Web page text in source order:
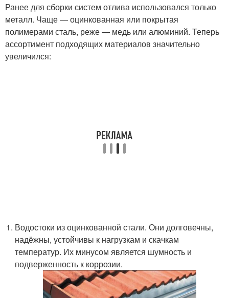
Ранее для сборки систем отлива использовался только
металл. Чаще — оцинкованная или покрытая
полимерами сталь, реже — медь или алюминий. Теперь
ассортимент подходящих материалов значительно
увеличился:
Водостоки из оцинкованной стали. Они долговечны,
надёжны, устойчивы к нагрузкам и скачкам
температур. Их минусом является шумность и
подверженность к коррозии.